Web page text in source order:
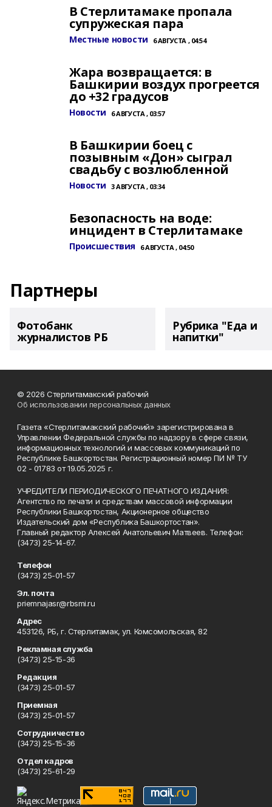
В Стерлитамаке пропала
супружеская пара
Местные новости 6 АВГУСТА , 04:54
Жара возвращается: в
Башкирии воздух прогреется
до +32 градусов
Новости 6 АВГУСТА , 03:57
В Башкирии боец с
позывным «Дон» сыграл
свадьбу с возлюбленной
Новости 3 АВГУСТА , 03:34
Безопасность на воде:
инцидент в Стерлитамаке
Происшествия 6 АВГУСТА , 04:50
Партнеры
Фотобанк
журналистов РБ
Рубрика "Еда и
напитки"
© 2026 Стерлитамакский рабочий
Об использовании персональных данных
Газета «Стерлитамакский рабочий» зарегистрирована в
Управлении Федеральной службы по надзору в сфере связи,
информационных технологий и массовых коммуникаций по
Республике Башкортостан. Регистрационный номер ПИ № ТУ
02 - 01783 от 19.05.2025 г.
УЧРЕДИТЕЛИ ПЕРИОДИЧЕСКОГО ПЕЧАТНОГО ИЗДАНИЯ:
Агентство по печати и средствам массовой информации
Республики Башкортостан, Акционерное общество
Издательский дом «Республика Башкортостан».
Главный редактор Алексей Анатольевич Матвеев. Телефон:
(3473) 25-14-67.
Телефон
(3473) 25-01-57
Эл. почта
priemnajasr@rbsmi.ru
Адрес
453126, РБ, г. Стерлитамак, ул. Комсомольская, 82
Рекламная служба
(3473) 25-15-36
Редакция
(3473) 25-01-57
Приемная
(3473) 25-01-57
Сотрудничество
(3473) 25-15-36
Отдел кадров
(3473) 25-61-29